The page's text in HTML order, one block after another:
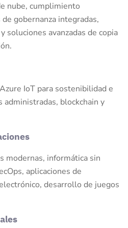
nube, cumplimiento
gobernanza integradas,
soluciones avanzadas de copia
IoT para sostenibilidad e
administradas, blockchain y
modernas, informática sin
aplicaciones de
desarrollo de juegos